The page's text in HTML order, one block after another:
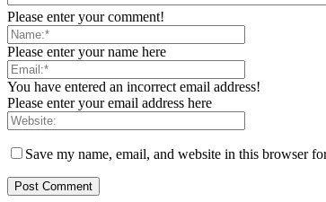
Please enter your comment!
Please enter your name here
You have entered an incorrect email address!
Please enter your email address here
Save my name, email, and website in this browser